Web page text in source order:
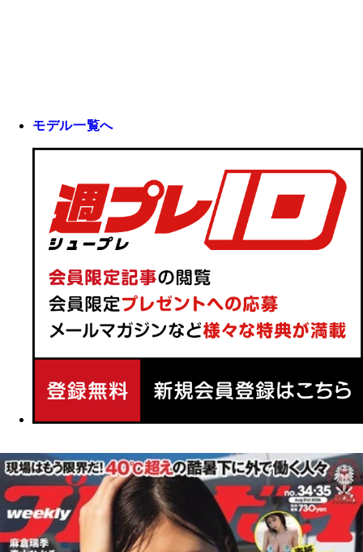
モデル一覧へ